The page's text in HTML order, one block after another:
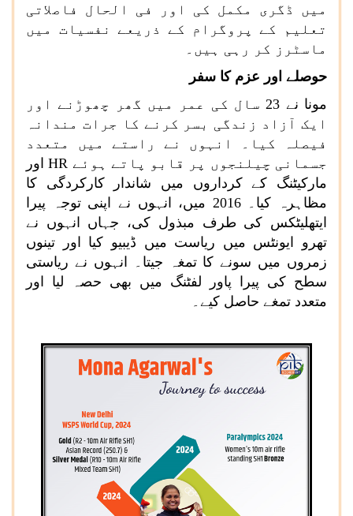
میں ڈگری مکمل کی اور فی الحال فاصلاتی
تعلیم کے پروگرام کے ذریعے نفسیات میں
ماسٹرز کر رہی ہیں۔
حوصلے اور عزم کا سفر
مونا نے 23 سال کی عمر میں گھر چھوڑنے اور
ایک آزاد زندگی بسر کرنے کا جرات مندانہ
فیصلہ کیا۔ انہوں نے راستے میں متعدد
جسمانی چیلنجوں پر قابو پاتے ہوئے HRاور
مارکیٹنگ کے کرداروں میں شاندار کارکردگی کا
مظاہرہ کیا۔ 2016 میں، انہوں نے اپنی توجہ پیرا
ایتھلیٹکس کی طرف مبذول کی، جہاں انہوں نے
تھرو ایونٹس میں ریاست میں ڈیبیو کیا اور تینوں
زمروں میں سونے کا تمغہ جیتا۔ انہوں نے ریاستی
سطح کی پیرا پاور لفٹنگ میں بھی حصہ لیا اور
متعدد تمغے حاصل کیے۔